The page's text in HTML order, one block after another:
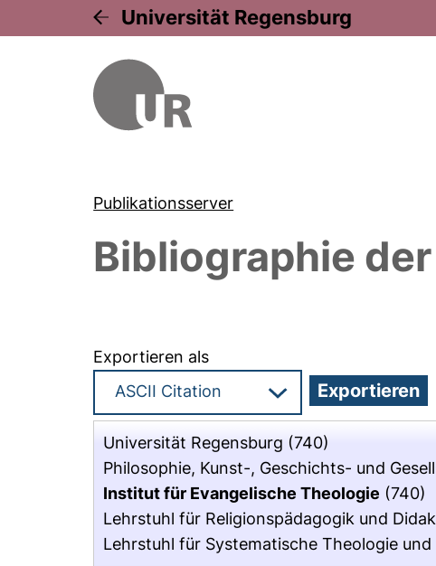
Universität Regensburg
Publikationsserver
Bibliographie
Exportieren als
Universität Regensburg (740)
Philosophie, Kunst-, Geschichts- und
Institut für Evangelische Theologie (740)
Lehrstuhl für Religionspädagogik und
Lehrstuhl für Systematische Theologie